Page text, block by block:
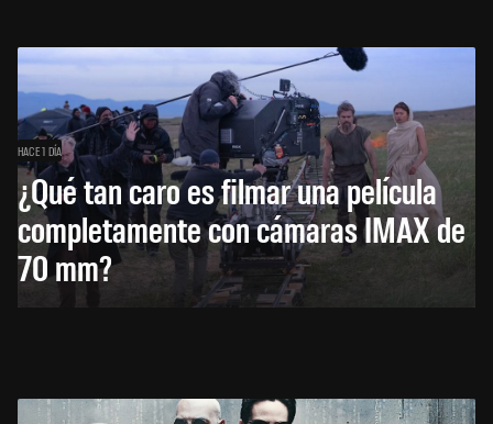
HACE 1 DÍA
¿Qué tan caro es filmar una película
completamente con cámaras IMAX de
70 mm?